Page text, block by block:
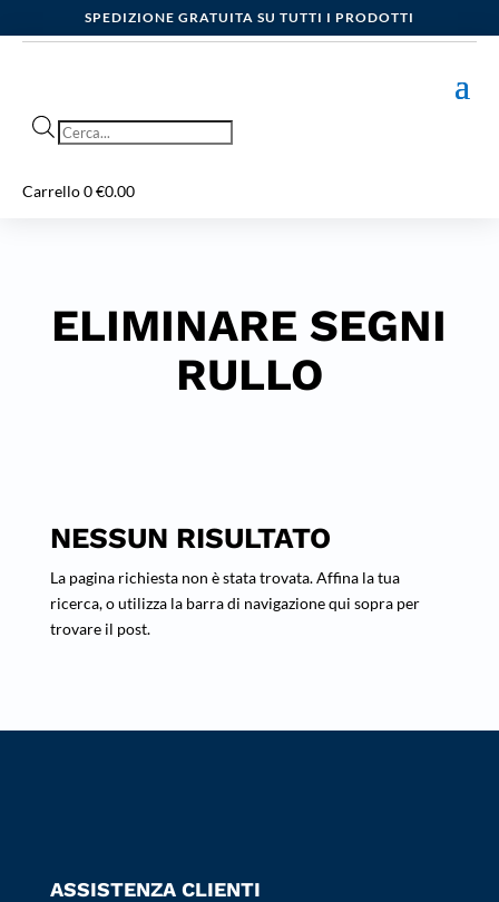
SPEDIZIONE GRATUITA SU TUTTI I PRODOTTI
Products
Carrello0€0.00
ELIMINARE SEGNI
RULLO
NESSUN RISULTATO
La pagina richiesta non è stata trovata. Affina la tua
ricerca, o utilizza la barra di navigazione qui sopra per
trovare il post.
ASSISTENZA CLIENTI